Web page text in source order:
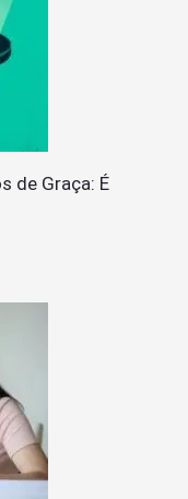
de Graça: É